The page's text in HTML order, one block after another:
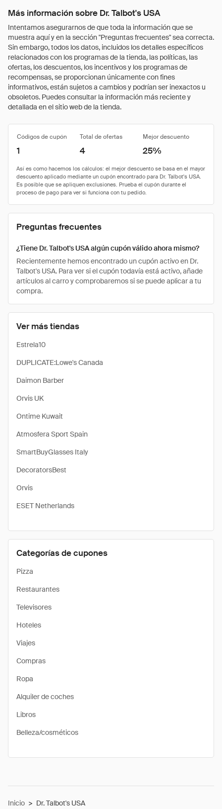
Más información sobre Dr. Talbot's USA
Intentamos asegurarnos de que toda la información que se
muestra aquí y en la sección "Preguntas frecuentes" sea correcta.
Sin embargo, todos los datos, incluidos los detalles específicos
relacionados con los programas de la tienda, las políticas, las
ofertas, los descuentos, los incentivos y los programas de
recompensas, se proporcionan únicamente con fines
informativos, están sujetos a cambios y podrían ser inexactos u
obsoletos. Puedes consultar la información más reciente y
detallada en el sitio web de la tienda.
Ver más tiendas
Estrela10
DUPLICATE:Lowe's Canada
Daimon Barber
Orvis UK
Ontime Kuwait
Atmosfera Sport Spain
SmartBuyGlasses Italy
DecoratorsBest
Orvis
ESET Netherlands
Categorías de cupones
Pizza
Restaurantes
Televisores
Hoteles
Viajes
Compras
Ropa
Alquiler de coches
Libros
Belleza/cosméticos
Códigos de cupón Total de ofertas Mejor descuento
1 4 25%
Preguntas frecuentes
¿Tiene Dr. Talbot's USA algún cupón válido ahora mismo?
Recientemente hemos encontrado un cupón activo en Dr.
Talbot's USA. Para ver si el cupón todavía está activo, añade
artículos al carro y comprobaremos si se puede aplicar a tu
compra.
Inicio > Dr. Talbot's USA